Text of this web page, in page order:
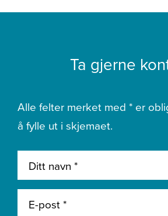
Ta gjerne
Alle felter merket med * er
å fylle ut i skjemaet.